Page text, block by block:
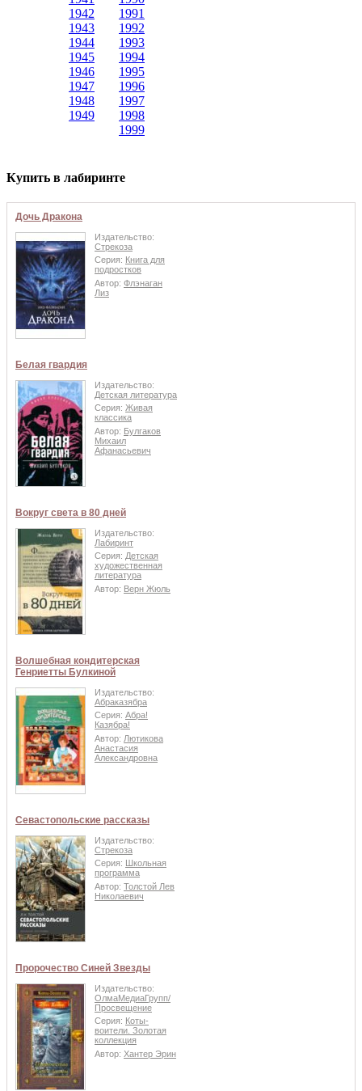
1942
1943
1944
1945
1946
1947
1948
1949
1991
1992
1993
1994
1995
1996
1997
1998
1999
Купить в лабиринте
Дочь Дракона
Издательство:
Стрекоза
Серия: Книга для
подростков
Автор: Флэнаган
Лиз
Белая гвардия
Издательство:
Детская литература
Серия: Живая
классика
Автор: Булгаков
Михаил
Афанасьевич
Вокруг света в 80 дней
Издательство:
Лабиринт
Серия: Детская
художественная
литература
Автор: Верн Жюль
Волшебная кондитерская
Генриетты Булкиной
Издательство:
Абраказябра
Серия: Абра!
Казябра!
Автор: Лютикова
Анастасия
Александровна
Севастопольские рассказы
Издательство:
Стрекоза
Серия: Школьная
программа
Автор: Толстой Лев
Николаевич
Пророчество Синей Звезды
Издательство:
ОлмаМедиаГрупп/
Просвещение
Серия: Коты-
воители. Золотая
коллекция
Автор: Хантер Эрин